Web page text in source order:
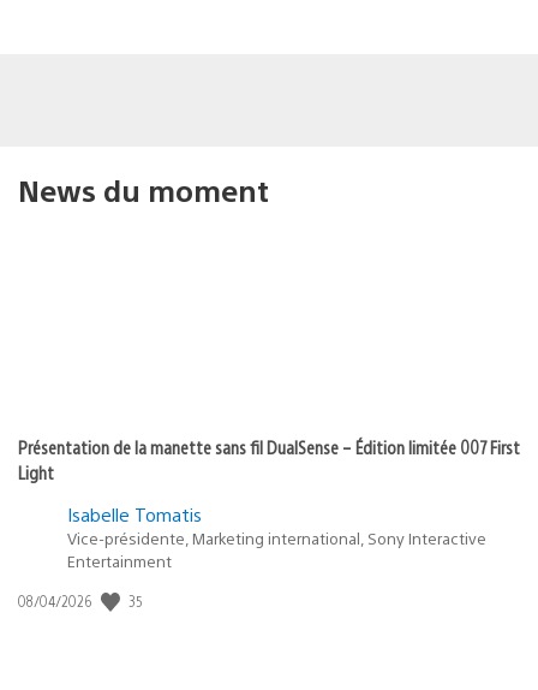
News du moment
Présentation de la manette sans fil DualSense – Édition limitée 007 First
Light
Isabelle Tomatis
Vice-présidente, Marketing international, Sony Interactive
Entertainment
Date
08/04/2026 35